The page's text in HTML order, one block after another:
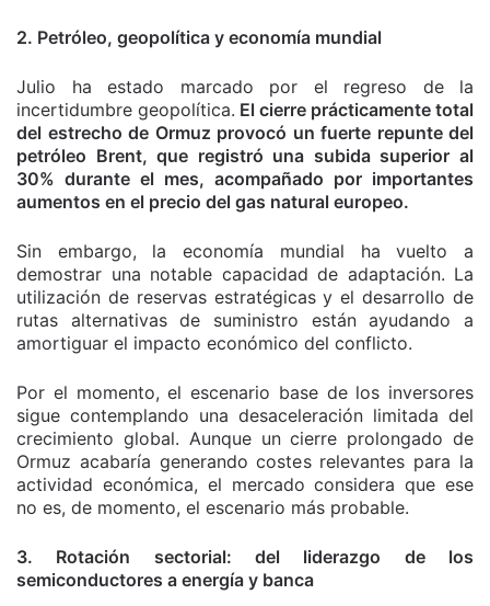
2. Petróleo, geopolítica y economía mundial
Julio ha estado marcado por el regreso de la
incertidumbre geopolítica. El cierre prácticamente total
del estrecho de Ormuz provocó un fuerte repunte del
petróleo Brent, que registró una subida superior al
30% durante el mes, acompañado por importantes
aumentos en el precio del gas natural europeo.
Sin embargo, la economía mundial ha vuelto a
demostrar una notable capacidad de adaptación. La
utilización de reservas estratégicas y el desarrollo de
rutas alternativas de suministro están ayudando a
amortiguar el impacto económico del conflicto.
Por el momento, el escenario base de los inversores
sigue contemplando una desaceleración limitada del
crecimiento global. Aunque un cierre prolongado de
Ormuz acabaría generando costes relevantes para la
actividad económica, el mercado considera que ese
no es, de momento, el escenario más probable.
3. Rotación sectorial: del liderazgo de los
semiconductores a energía y banca